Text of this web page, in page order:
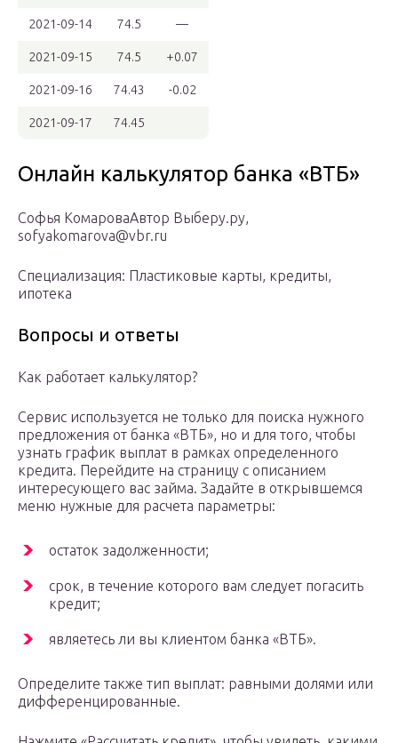
2021-09-14 74.5 —
2021-09-15 74.5 +0.07
2021-09-16 74.43 -0.02
2021-09-17 74.45
Онлайн калькулятор банка «ВТБ»
Софья КомароваАвтор Выберу.ру,
sofyakomarova@vbr.ru
Специализация: Пластиковые карты, кредиты,
ипотека
Вопросы и ответы
Как работает калькулятор?
Сервис используется не только для поиска нужного
предложения от банка «ВТБ», но и для того, чтобы
узнать график выплат в рамках определенного
кредита. Перейдите на страницу с описанием
интересующего вас займа. Задайте в открывшемся
меню нужные для расчета параметры:
остаток задолженности;
срок, в течение которого вам следует погасить
кредит;
являетесь ли вы клиентом банка «ВТБ».
Определите также тип выплат: равными долями или
дифференцированные.